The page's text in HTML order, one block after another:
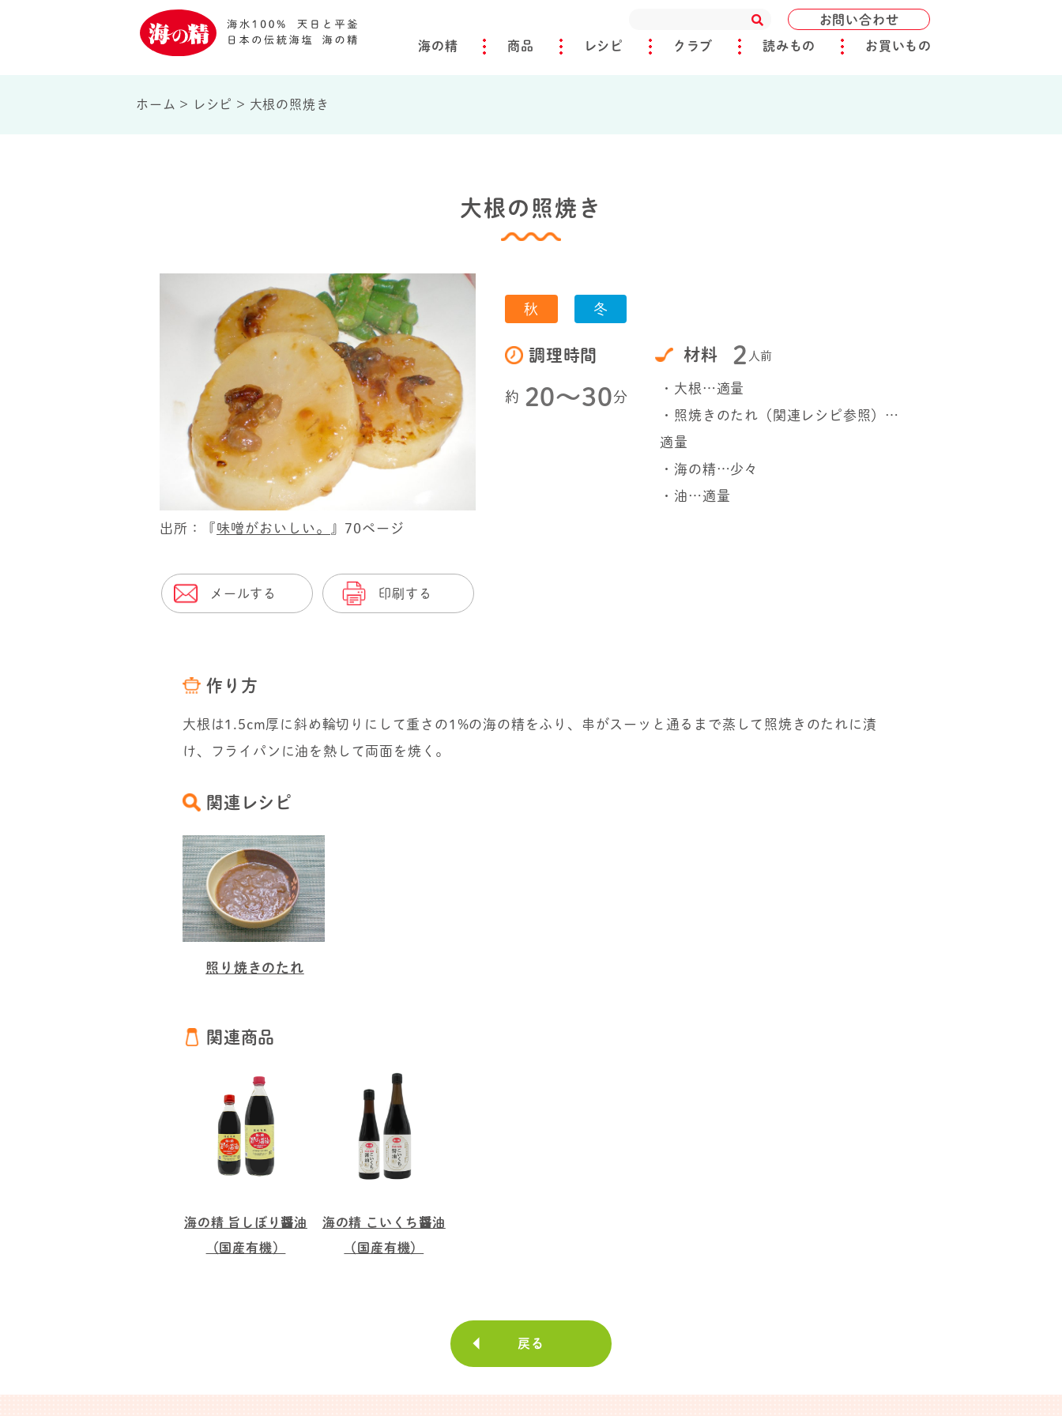
お問い合わせ
海の精 商品 レシピ クラブ 読みもの お買いもの
ホーム > レシピ > 大根の照焼き
大根の照焼き
出所：『味噌がおいしい。 』70ページ
メールする 印刷する
秋 冬
調理時間
約 20〜30分
材料 2 人前
・大根…適量
・照焼きのたれ（関連レシピ参照）…
適量
・海の精…少々
・油…適量
作り方
大根は1.5cm厚に斜め輪切りにして重さの1%の海の精をふり、串がスーッと通るまで蒸して照焼きのたれに漬
け、フライパンに油を熱して両面を焼く。
関連レシピ
照り焼きのたれ
関連商品
海の精 旨しぼり醤油
（国産有機）
海の精 こいくち醤油
（国産有機）
戻る